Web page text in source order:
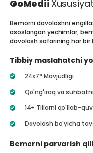
GoMedii
Bemorni davolashni
asoslangan yechimlar,
davolash safarining har
Tibbiy maslahatchi
24x7* Mavjudligi
Qo'ng'iroq va
14+ Tillarni qo'llab-
Davolash bo'yicha
Bemorni parvarish